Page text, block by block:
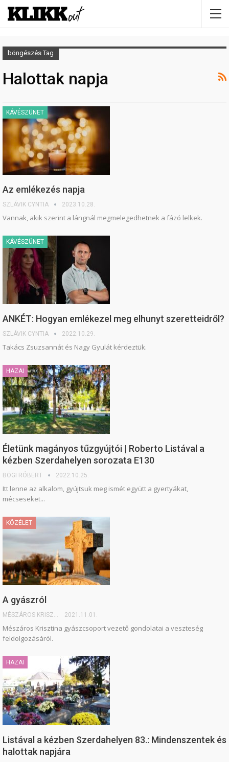
böngészés Tag
Halottak napja
KÁVÉSZÜNET
Az emlékezés napja
SZLÁVIK CYNTIA 2023.10.28.
Vannak, akik szerint a lángnál megmelegedhetnek a fázó lelkek.
KÁVÉSZÜNET
ANKÉT: Hogyan emlékezel meg elhunyt szeretteidről?
SZLÁVIK CYNTIA 2022.10.29.
Takács Zsuzsannát és Nagy Gyulát kérdeztük.
HAZAI
Életünk magányos tűzgyújtói | Roberto Listával a
kézben Szerdahelyen sorozata E130
BÖGI RÓBERT 2022.10.25.
Itt lenne az alkalom, gyújtsuk meg ismét együtt a gyertyákat,
mécseseket...
KÖZÉLET
A gyászról
MÉSZÁROS KRISZTINA 2021.11.01.
Mészáros Krisztina gyászcsoport vezető gondolatai a veszteség
feldolgozásáról.
HAZAI
Listával a kézben Szerdahelyen 83.: Mindenszentek és
halottak napjára